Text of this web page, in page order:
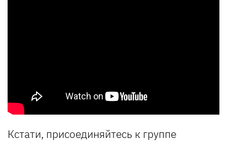
Кстати, присоединяйтесь к группе